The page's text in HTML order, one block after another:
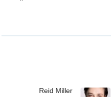
Reid Miller